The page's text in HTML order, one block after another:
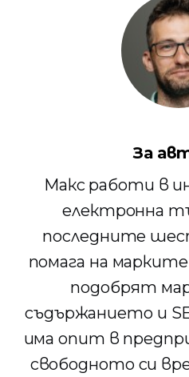
За
Макс работи в
електронна
последните
помага на
подобрят
съдържанието и
има опит в
свободното си